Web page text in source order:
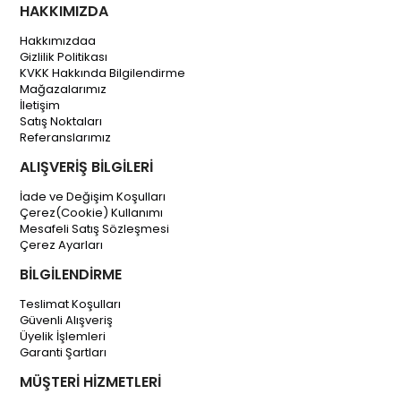
HAKKIMIZDA
Hakkımızdaa
Gizlilik Politikası
KVKK Hakkında Bilgilendirme
Mağazalarımız
İletişim
Satış Noktaları
Referanslarımız
ALIŞVERİŞ BİLGİLERİ
İade ve Değişim Koşulları
Çerez(Cookie) Kullanımı
Mesafeli Satış Sözleşmesi
Çerez Ayarları
BİLGİLENDİRME
Teslimat Koşulları
Güvenli Alışveriş
Üyelik İşlemleri
Garanti Şartları
MÜŞTERİ HİZMETLERİ